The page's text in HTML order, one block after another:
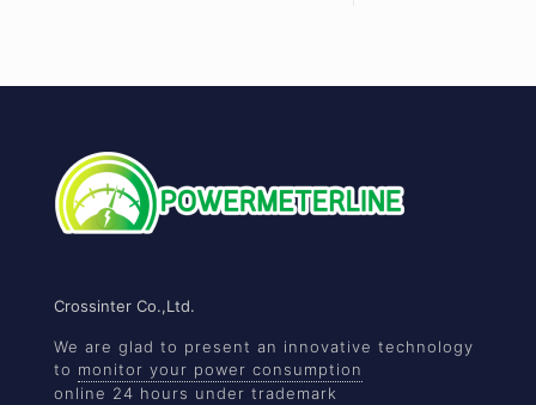
Crossinter Co.,Ltd.
We are glad to present an innovative technology
to monitor your power consumption
online 24 hours under trademark